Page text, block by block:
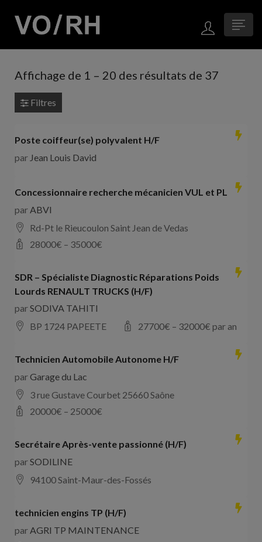
Affichage de 1 – 20 des résultats de 37
Filtres
Poste coiffeur(se) polyvalent H/F
par Jean Louis David
Concessionnaire recherche mécanicien VUL et PL
parABVI
Rd-Pt le Rieucoulon Saint Jean de Vedas
28000€ – 35000€
SDR – Spécialiste Diagnostic Réparations Poids
Lourds RENAULT TRUCKS (H/F)
parSODIVA TAHITI
BP 1724 PAPEETE
27700€ – 32000€ par an
Technicien Automobile Autonome H/F
parGarage du Lac
3 rue Gustave Courbet 25660 Saône
20000€ – 25000€
Secrétaire Après-vente passionné (H/F)
parSODILINE
94100 Saint-Maur-des-Fossés
technicien engins TP (H/F)
parAGRI TP MAINTENANCE